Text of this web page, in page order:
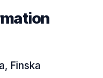
Finska